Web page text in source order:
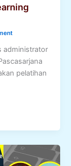
administrator
pelatihan